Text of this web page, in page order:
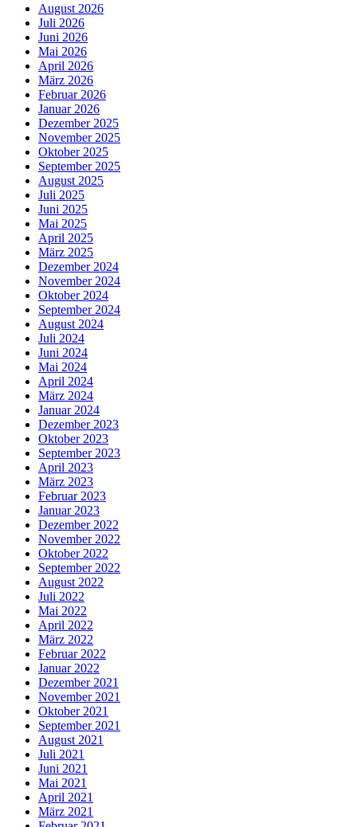
August 2026
Juli 2026
Juni 2026
Mai 2026
April 2026
März 2026
Februar 2026
Januar 2026
Dezember 2025
November 2025
Oktober 2025
September 2025
August 2025
Juli 2025
Juni 2025
Mai 2025
April 2025
März 2025
Dezember 2024
November 2024
Oktober 2024
September 2024
August 2024
Juli 2024
Juni 2024
Mai 2024
April 2024
März 2024
Januar 2024
Dezember 2023
Oktober 2023
September 2023
April 2023
März 2023
Februar 2023
Januar 2023
Dezember 2022
November 2022
Oktober 2022
September 2022
August 2022
Juli 2022
Mai 2022
April 2022
März 2022
Februar 2022
Januar 2022
Dezember 2021
November 2021
Oktober 2021
September 2021
August 2021
Juli 2021
Juni 2021
Mai 2021
April 2021
März 2021